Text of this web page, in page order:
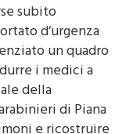
i soccorsi
subito
d’urgenza
un quadro
i medici a
della